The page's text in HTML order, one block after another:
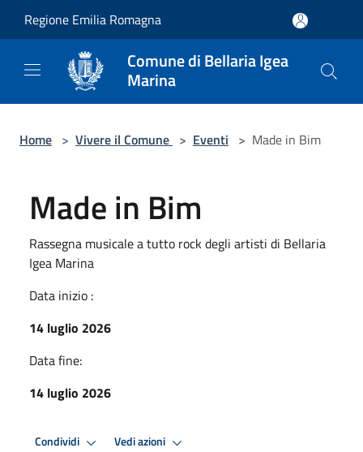
Regione Emilia Romagna
Comune di Bellaria Igea
Marina
Home > Vivere il Comune > Eventi > Made in Bim
Made in Bim
Rassegna musicale a tutto rock degli artisti di Bellaria
Igea Marina
Data inizio :
14 luglio 2026
Data fine:
14 luglio 2026
Condividi Vedi azioni